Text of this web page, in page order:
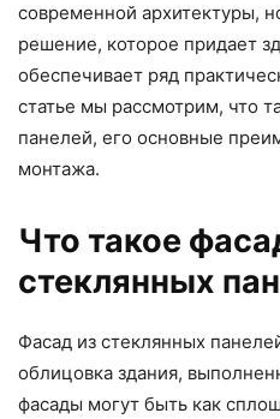
современной архитектуры,
решение, которое придает
обеспечивает ряд
статье мы рассмотрим, что
панелей, его основные
монтажа.
Что такое
стеклянных
Фасад из стеклянных
облицовка здания,
фасады могут быть как